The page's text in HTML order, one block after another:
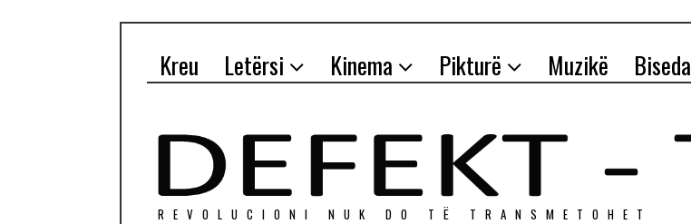
Kreu Letërsi Kinema Pikturë Muzikë Biseda
REVOLUCIONI NUK DO TЁ TRANSMETOHET